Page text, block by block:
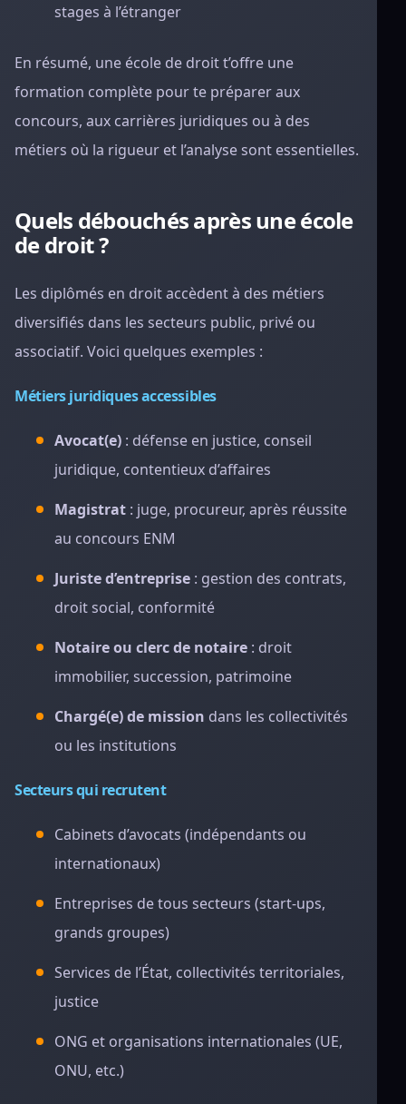
stages à l’étranger
En résumé, une école de droit t’offre une
formation complète pour te préparer aux
concours, aux carrières juridiques ou à des
métiers où la rigueur et l’analyse sont essentielles.
Quels débouchés après une école
de droit ?
Les diplômés en droit accèdent à des métiers
diversifiés dans les secteurs public, privé ou
associatif. Voici quelques exemples :
Métiers juridiques accessibles
Avocat(e) : défense en justice, conseil
juridique, contentieux d’affaires
Magistrat : juge, procureur, après réussite
au concours ENM
Juriste d’entreprise : gestion des contrats,
droit social, conformité
Notaire ou clerc de notaire : droit
immobilier, succession, patrimoine
Chargé(e) de mission dans les collectivités
ou les institutions
Secteurs qui recrutent
Cabinets d’avocats (indépendants ou
internationaux)
Entreprises de tous secteurs (start-ups,
grands groupes)
Services de l’État, collectivités territoriales,
justice
ONG et organisations internationales (UE,
ONU, etc.)